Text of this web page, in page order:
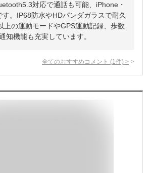
対応で通話も可能、iPhone・
。IP68防水やHDパンダガラスで耐久
上の運動モードやGPS運動記録、歩数
知機能も充実しています。
全てのおすすめコメント (1 件) >